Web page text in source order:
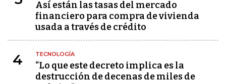
Así están las tasas del mercado
financiero para compra de vivienda
usada a través de crédito
4 TECNOLOGÍA
“Lo que este decreto implica es la
destrucción de decenas de miles de